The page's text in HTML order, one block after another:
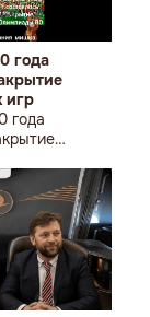
года
игр
года